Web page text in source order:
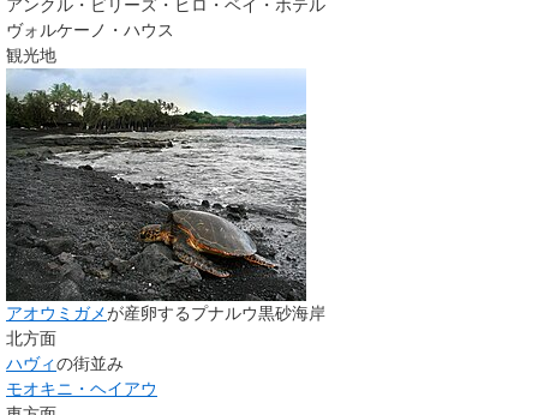
アンクル・ビリーズ・ヒロ・ベイ・ホテル
ヴォルケーノ・ハウス
観光地
アオウミガメが産卵するプナルウ黒砂海岸
北方面
ハヴィの街並み
モオキニ・ヘイアウ